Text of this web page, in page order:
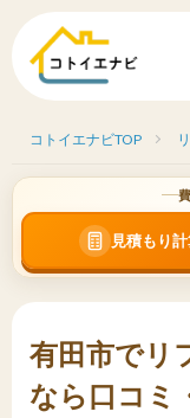
コトイエナビTOP
見積もり
有田市でリ
なら口コミ